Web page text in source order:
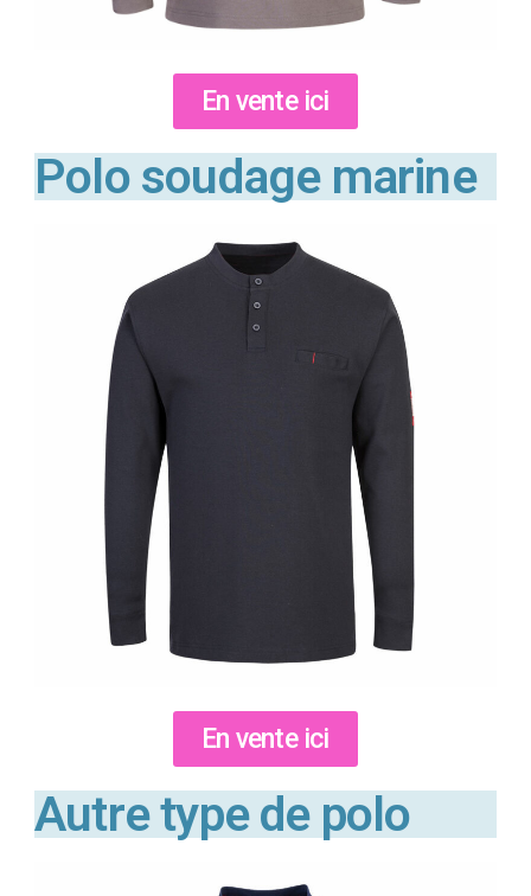
En vente ici
Polo soudage marine
En vente ici
Autre type de polo